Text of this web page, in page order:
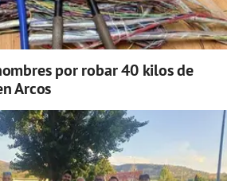
por robar 40 kilos de
Arcos